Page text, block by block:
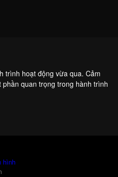
trình hoạt động vừa qua. Cảm
quan trọng trong hành trình